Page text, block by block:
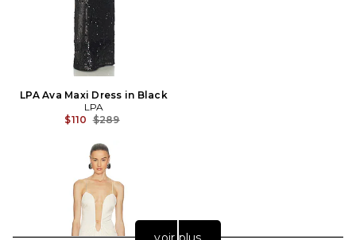
LPA Ava Maxi Dress in Black
LPA
$110 Prix Avant Réduction:
$289